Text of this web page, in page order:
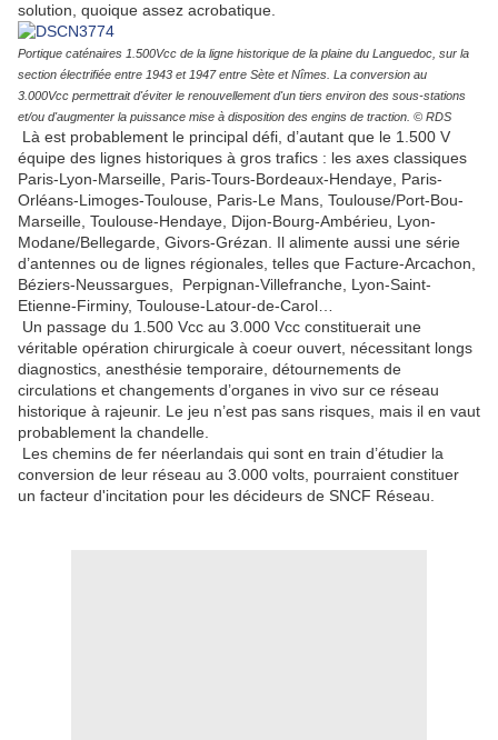
solution, quoique assez acrobatique.
Portique caténaires 1.500Vcc de la ligne historique de la plaine du Languedoc, sur la
section électrifiée entre 1943 et 1947 entre Sète et Nîmes. La conversion au
3.000Vcc permettrait d'éviter le renouvellement d'un tiers environ des sous-stations
et/ou d'augmenter la puissance mise à disposition des engins de traction. © RDS
Là est probablement le principal défi, d’autant que le 1.500 V
équipe des lignes historiques à gros trafics : les axes classiques
Paris-Lyon-Marseille, Paris-Tours-Bordeaux-Hendaye, Paris-
Orléans-Limoges-Toulouse, Paris-Le Mans, Toulouse/Port-Bou-
Marseille, Toulouse-Hendaye, Dijon-Bourg-Ambérieu, Lyon-
Modane/Bellegarde, Givors-Grézan. Il alimente aussi une série
d’antennes ou de lignes régionales, telles que Facture-Arcachon,
Béziers-Neussargues, Perpignan-Villefranche, Lyon-Saint-
Etienne-Firminy, Toulouse-Latour-de-Carol…
Un passage du 1.500 Vcc au 3.000 Vcc constituerait une
véritable opération chirurgicale à coeur ouvert, nécessitant longs
diagnostics, anesthésie temporaire, détournements de
circulations et changements d’organes in vivo sur ce réseau
historique à rajeunir. Le jeu n’est pas sans risques, mais il en vaut
probablement la chandelle.
Les chemins de fer néerlandais qui sont en train d’étudier la
conversion de leur réseau au 3.000 volts, pourraient constituer
un facteur d'incitation pour les décideurs de SNCF Réseau.